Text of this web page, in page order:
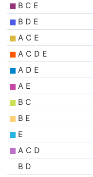
B C E
B D E
A C E
A C D E
A D E
A E
B C
B E
E
A C D
B D